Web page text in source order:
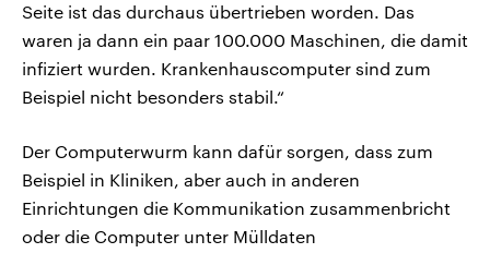
Seite ist das durchaus übertrieben worden. Das
waren ja dann ein paar 100.000 Maschinen, die damit
infiziert wurden. Krankenhauscomputer sind zum
Beispiel nicht besonders stabil.“
Der Computerwurm kann dafür sorgen, dass zum
Beispiel in Kliniken, aber auch in anderen
Einrichtungen die Kommunikation zusammenbricht
oder die Computer unter Mülldaten